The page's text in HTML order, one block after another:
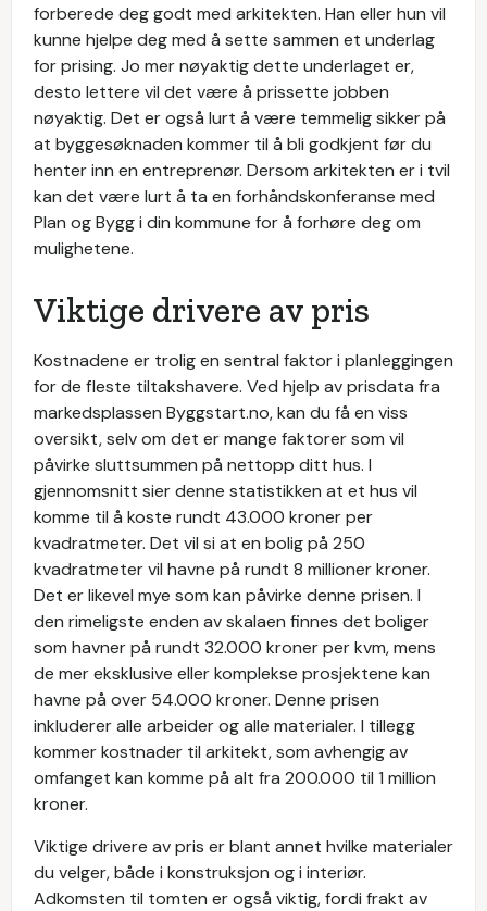
forberede deg godt med arkitekten. Han eller hun vil
kunne hjelpe deg med å sette sammen et underlag
for prising. Jo mer nøyaktig dette underlaget er,
desto lettere vil det være å prissette jobben
nøyaktig. Det er også lurt å være temmelig sikker på
at byggesøknaden kommer til å bli godkjent før du
henter inn en entreprenør. Dersom arkitekten er i tvil
kan det være lurt å ta en forhåndskonferanse med
Plan og Bygg i din kommune for å forhøre deg om
mulighetene.
Viktige drivere av pris
Kostnadene er trolig en sentral faktor i planleggingen
for de fleste tiltakshavere. Ved hjelp av prisdata fra
markedsplassen Byggstart.no, kan du få en viss
oversikt, selv om det er mange faktorer som vil
påvirke sluttsummen på nettopp ditt hus. I
gjennomsnitt sier denne statistikken at et hus vil
komme til å koste rundt 43.000 kroner per
kvadratmeter. Det vil si at en bolig på 250
kvadratmeter vil havne på rundt 8 millioner kroner.
Det er likevel mye som kan påvirke denne prisen. I
den rimeligste enden av skalaen finnes det boliger
som havner på rundt 32.000 kroner per kvm, mens
de mer eksklusive eller komplekse prosjektene kan
havne på over 54.000 kroner. Denne prisen
inkluderer alle arbeider og alle materialer. I tillegg
kommer kostnader til arkitekt, som avhengig av
omfanget kan komme på alt fra 200.000 til 1 million
kroner.
Viktige drivere av pris er blant annet hvilke materialer
du velger, både i konstruksjon og i interiør.
Adkomsten til tomten er også viktig, fordi frakt av